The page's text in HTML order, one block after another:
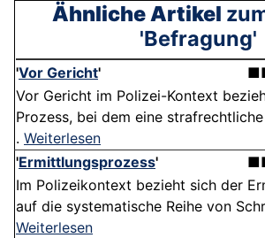
Ähnliche Artikel
'Befragung'
'Vor Gericht'
Vor Gericht im Polizei-Kontext
Prozess, bei dem eine
. Weiterlesen
'Ermittlungsprozess'
Im Polizeikontext bezieht sich der
auf die systematische Reihe von
Weiterlesen